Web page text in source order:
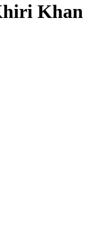
Khan